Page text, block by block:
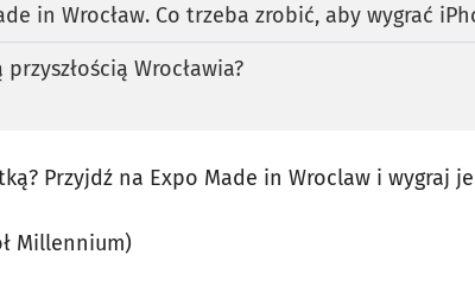
in Wrocław. Co trzeba zrobić, aby wygrać
Wrocławia?
Przyjdź na Expo Made in Wroclaw i wygraj
Millennium)